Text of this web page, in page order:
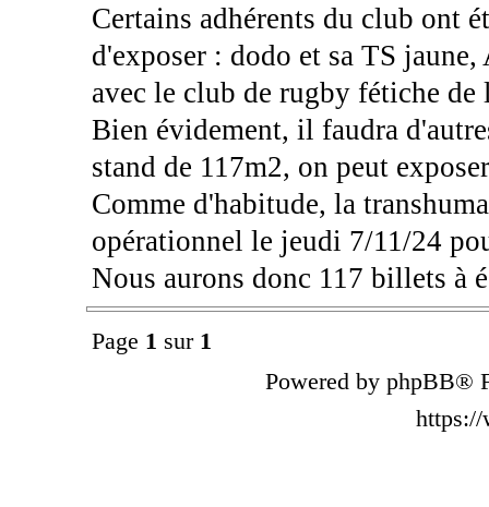
Certains adhérents du club ont
d'exposer : dodo et sa TS
avec le club de rugby fétiche
Bien évidement, il faudra
stand de 117m2, on peut
Comme d'habitude, la
opérationnel le jeudi 7/11/24
Nous aurons donc 117 billets à
Page 1 sur 1
Powered by phpBB®
https://